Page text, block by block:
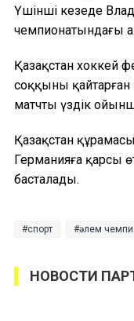
Үшінші кезеңде
чемпионатындағы
Қазақстан хоккей
соққыны
матчтың үздік
Қазақстан
Германияға қарсы
басталады.
спорт әлем
НОВОСТИ